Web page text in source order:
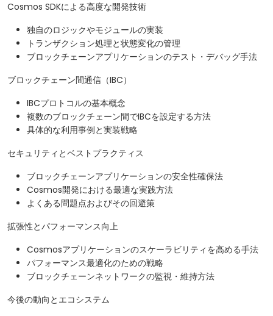
Cosmos SDKによる高度な開発技術
独自のロジックやモジュールの実装
トランザクション処理と状態変化の管理
ブロックチェーンアプリケーションのテスト・デバッグ手法
ブロックチェーン間通信（IBC）
IBCプロトコルの基本概念
複数のブロックチェーン間でIBCを設定する方法
具体的な利用事例と実装戦略
セキュリティとベストプラクティス
ブロックチェーンアプリケーションの安全性確保法
Cosmos開発における最適な実践方法
よくある問題点およびその回避策
拡張性とパフォーマンス向上
Cosmosアプリケーションのスケーラビリティを高める手法
パフォーマンス最適化のための戦略
ブロックチェーンネットワークの監視・維持方法
今後の動向とエコシステム